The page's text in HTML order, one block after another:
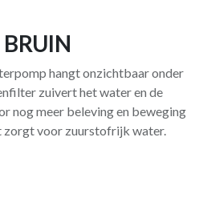
hangt onzichtbaar onder
zuivert het water en de
nog meer beleving en beweging
zorgt voor zuurstofrijk water.